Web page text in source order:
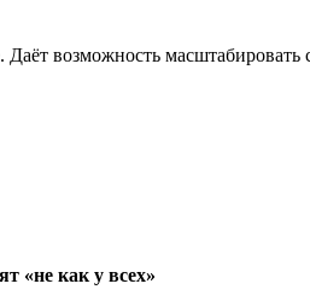
возможность масштабировать
«не как у всех»